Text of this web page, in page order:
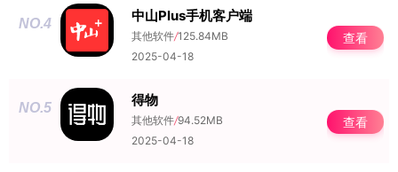
NO.4 中山Plus手机客户端
其他软件/125.84MB
2025-04-18
查看
NO.5 得物
其他软件/94.52MB
2025-04-18
查看